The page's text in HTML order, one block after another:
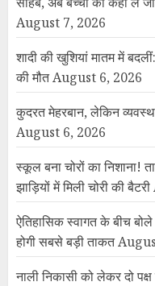
August 7, 2026
शादी की खुशियां मातम में
की मौतAugust 6, 2026
कुदरत मेहरबान, लेकिन
August 6, 2026
स्कूल बना चोरों का निशाना!
झाड़ियों में मिली चोरी की बैटरी
ऐतिहासिक स्वागत के बीच बोले
होगी सबसे बड़ी ताकत
नाली निकासी को लेकर दो